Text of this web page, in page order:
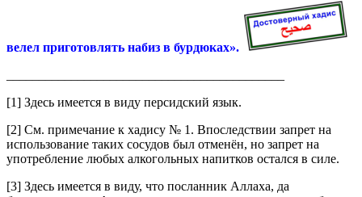
велел приготовлять набиз в бурдюках».
[1] Здесь имеется в виду персидский язык.
[2] См. примечание к хадису № 1. Впоследствии запрет на
использование таких сосудов был отменён, но запрет на
употребление любых алкогольных напитков остался в силе.
[3] Здесь имеется в виду, что посланник Аллаха, да